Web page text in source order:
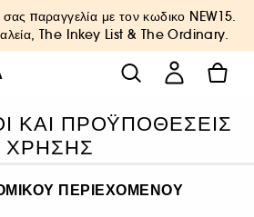
παραγγελία με τον κωδικο NEW15.
The Inkey List & The Ordinary.
ΚΑΙ ΠΡΟΫΠΟΘΕΣΕΙΣ
ΧΡΗΣΗΣ
ΠΕΡΙΕΧΟΜΕΝΟΥ